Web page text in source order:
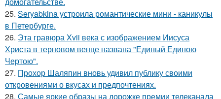
25. Seryabkina устроила романтические мини - каникулы
в Петербурге.
26. Эта гравюра Xvii века с изображением Иисуса
Христа в терновом венце названа "Единый Единою
Чертою".
27. Прохор Шаляпин вновь удивил публику своими
откровениями о вкусах и предпочтениях.
28. Самые яркие образы на дорожке премии телеканала